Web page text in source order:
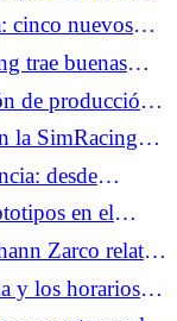
€/L este fin
cinco nuevos
2029
trae buenas
y VR.
de producción
la SimRacing
desde
en el
Zarco relata
la decisión de
y los horarios